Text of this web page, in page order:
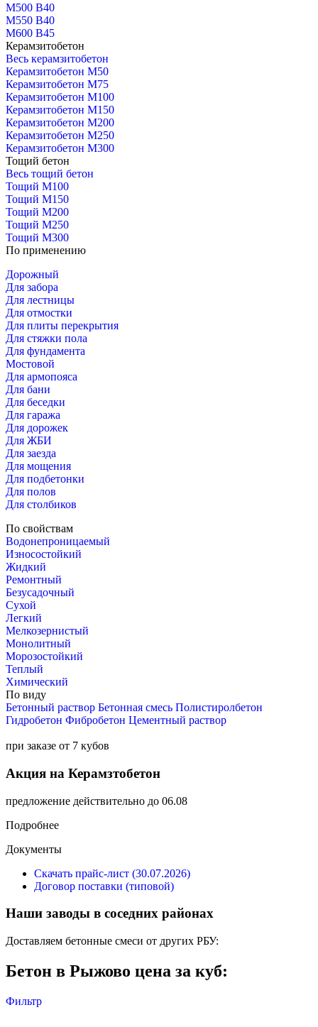
М500 В40
М550 В40
М600 В45
Керамзитобетон
Весь керамзитобетон
Керамзитобетон М50
Керамзитобетон М75
Керамзитобетон М100
Керамзитобетон М150
Керамзитобетон М200
Керамзитобетон М250
Керамзитобетон М300
Тощий бетон
Весь тощий бетон
Тощий М100
Тощий М150
Тощий М200
Тощий М250
Тощий М300
По применению
Дорожный
Для забора
Для лестницы
Для отмостки
Для плиты перекрытия
Для стяжки пола
Для фундамента
Мостовой
Для армопояса
Для бани
Для беседки
Для гаража
Для дорожек
Для ЖБИ
Для заезда
Для мощения
Для подбетонки
Для полов
Для столбиков
По свойствам
Водонепроницаемый
Износостойкий
Жидкий
Ремонтный
Безусадочный
Сухой
Легкий
Мелкозернистый
Монолитный
Морозостойкий
Теплый
Химический
По виду
Бетонный раствор Бетонная смесь Полистиролбетон
Гидробетон Фибробетон Цементный раствор
при заказе от 7 кубов
Акция на Керамзтобетон
предложение действительно до 06.08
Подробнее
Документы
Скачать прайс-лист (30.07.2026)
Договор поставки (типовой)
Наши заводы в соседних районах
Доставляем бетонные смеси от других РБУ:
Бетон в Рыжово цена за куб:
Фильтр